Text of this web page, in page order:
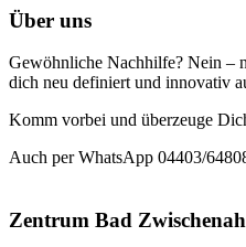
Über uns
Gewöhnliche Nachhilfe? Nein –
dich neu definiert und innovativ
Komm vorbei und überzeuge
Auch per WhatsApp 04403/
Zentrum Bad